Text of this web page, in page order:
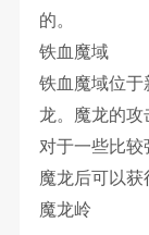
的。
铁血魔域
铁血魔域位于
龙。魔龙的攻
对于一些比
魔龙后可以获
魔龙岭